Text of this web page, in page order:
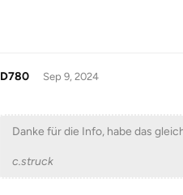
D780 Sep 9, 2024
Danke für die Info, habe das
c.struck